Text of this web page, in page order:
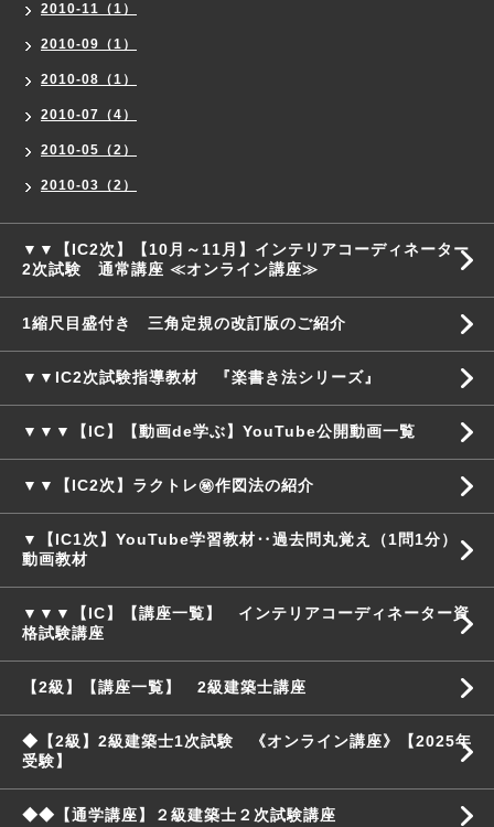
2010-11（1）
2010-09（1）
2010-08（1）
2010-07（4）
2010-05（2）
2010-03（2）
▼▼【IC2次】【10月～11月】インテリアコーディネーター
2次試験 通常講座 ≪オンライン講座≫
1縮尺目盛付き 三角定規の改訂版のご紹介
▼▼IC2次試験指導教材 『楽書き法シリーズ』
▼▼▼【IC】【動画de学ぶ】YouTube公開動画一覧
▼▼【IC2次】ラクトレ㊙作図法の紹介
▼【IC1次】YouTube学習教材‥過去問丸覚え（1問1分）
動画教材
▼▼▼【IC】【講座一覧】 インテリアコーディネーター資
格試験講座
【2級】【講座一覧】 2級建築士講座
◆【2級】2級建築士1次試験 《オンライン講座》【2025年
受験】
◆◆【通学講座】２級建築士２次試験講座